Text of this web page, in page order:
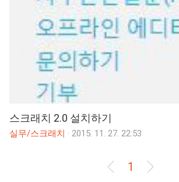
스크래치 2.0 설치하기
실무/스크래치 · 2015. 11. 27. 22:53
1